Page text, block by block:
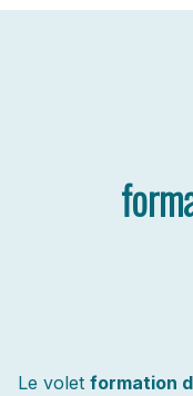
Le volet formation